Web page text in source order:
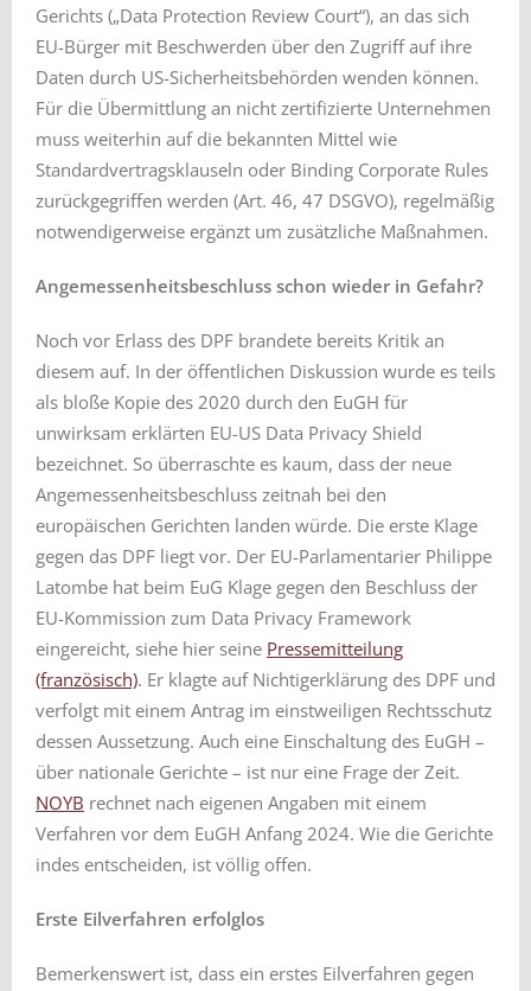
Gerichts („Data Protection Review Court“), an das sich
EU-Bürger mit Beschwerden über den Zugriff auf ihre
Daten durch US-Sicherheitsbehörden wenden können.
Für die Übermittlung an nicht zertifizierte Unternehmen
muss weiterhin auf die bekannten Mittel wie
Standardvertragsklauseln oder Binding Corporate Rules
zurückgegriffen werden (Art. 46, 47 DSGVO), regelmäßig
notwendigerweise ergänzt um zusätzliche Maßnahmen.
Angemessenheitsbeschluss schon wieder in Gefahr?
Noch vor Erlass des DPF brandete bereits Kritik an
diesem auf. In der öffentlichen Diskussion wurde es teils
als bloße Kopie des 2020 durch den EuGH für
unwirksam erklärten EU-US Data Privacy Shield
bezeichnet. So überraschte es kaum, dass der neue
Angemessenheitsbeschluss zeitnah bei den
europäischen Gerichten landen würde. Die erste Klage
gegen das DPF liegt vor. Der EU-Parlamentarier Philippe
Latombe hat beim EuG Klage gegen den Beschluss der
EU-Kommission zum Data Privacy Framework
eingereicht, siehe hier seine Pressemitteilung
(französisch). Er klagte auf Nichtigerklärung des DPF und
verfolgt mit einem Antrag im einstweiligen Rechtsschutz
dessen Aussetzung. Auch eine Einschaltung des EuGH –
über nationale Gerichte – ist nur eine Frage der Zeit.
NOYB rechnet nach eigenen Angaben mit einem
Verfahren vor dem EuGH Anfang 2024. Wie die Gerichte
indes entscheiden, ist völlig offen.
Erste Eilverfahren erfolglos
Bemerkenswert ist, dass ein erstes Eilverfahren gegen